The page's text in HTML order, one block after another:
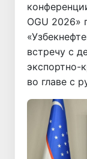
OGU 2026»
встречу с
экспортно-
во главе с